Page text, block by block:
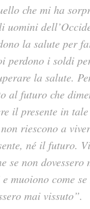
che mi ha
uomini
la salute per
perdono i soldi
la salute.
al futuro che
il presente in
riescono a
né il futuro.
se non dovessero
muoiono come se
mai vissuto”.